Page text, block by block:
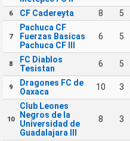
6 CF Cadereyta 8 5
7
Pachuca CF
Fuerzas Basicas
Pachuca CF III
6 5
8
FC Diablos
Tesistan
6 5
9
Dragones FC de
Oaxaca
10 3
10
Club Leones
Negros de la
Universidad de
Guadalajara III
8 3